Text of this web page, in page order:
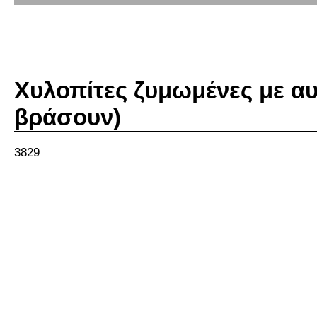
Χυλοπίτες ζυμωμένες με
βράσουν)
3829